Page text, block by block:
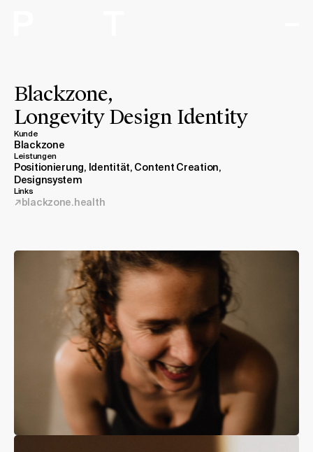
Arbeiten
Expertise
Studio
Journal
Blackzone,
Longevity Design Identity
Kunde
Blackzone
Leistungen
Positionierung, Identität, Content Creation,
Designsystem
Links
blackzone.health